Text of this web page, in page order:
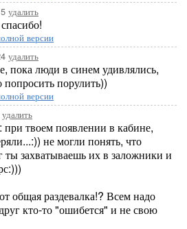
удалить
версии
удалить
пока люди в синем удивлялись,
порулить))
версии
удалить
при твоем появлении в кабине,
не могли понять, что
ты захватываешь их в заложники и
общая раздевалка!? Всем надо
кто-то "ошибется" и не свою